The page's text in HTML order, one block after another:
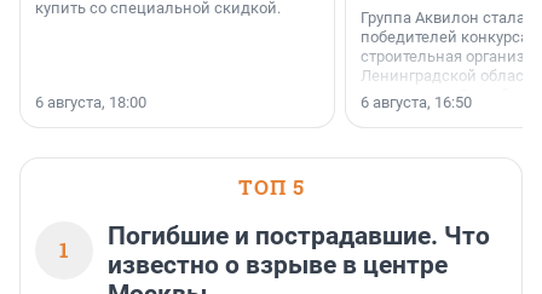
купить со специальной скидкой.
6 августа, 18:00
Группа Аквилон стала
победителей конкурса
строительная
Ленинградской области
номинации «Самый
застройщик
области».
6 августа, 16:50
ТОП 5
1
Погибшие и пострадавшие. Что
известно о взрыве в центре